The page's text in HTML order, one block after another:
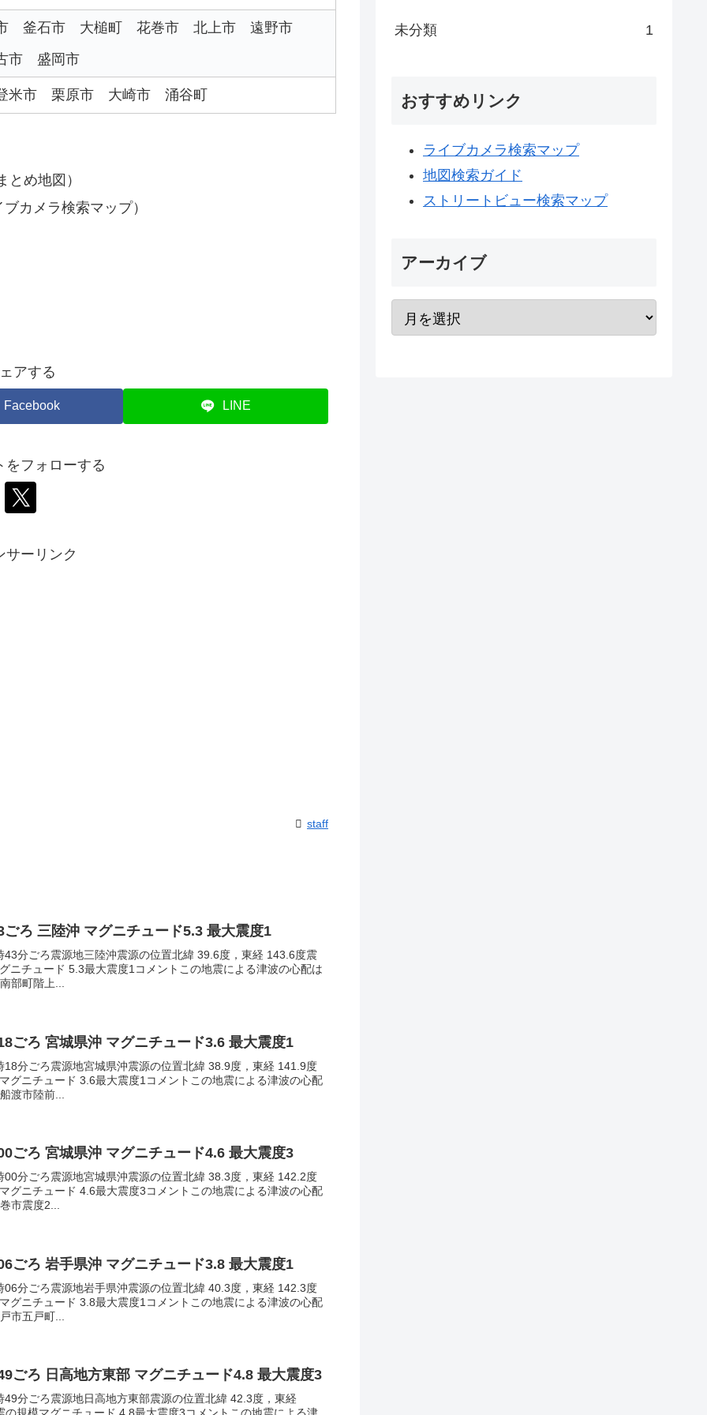
釜石市 大槌町 花巻市 北上市
遠野市
市
盛岡市
米市 栗原市 大崎市 涌谷町
め地図）
カメラ検索マップ）
アする
Facebook LINE
をフォローする
サーリンク
staff
ろ 三陸沖 マグニチュード5.3 最大震度1
分ごろ震源地三陸沖震源の位置北緯 39.6度，東経 143.6度震
ニチュード 5.3最大震度1コメントこの地震による津波の心配は
部町階上...
ごろ 宮城県沖 マグニチュード3.6 最大震度1
分ごろ震源地宮城県沖震源の位置北緯 38.9度，東経 141.9度
グニチュード 3.6最大震度1コメントこの地震による津波の心配
渡市陸前...
ごろ 宮城県沖 マグニチュード4.6 最大震度3
分ごろ震源地宮城県沖震源の位置北緯 38.3度，東経 142.2度
グニチュード 4.6最大震度3コメントこの地震による津波の心配
市震度2...
ごろ 岩手県沖 マグニチュード3.8 最大震度1
分ごろ震源地岩手県沖震源の位置北緯 40.3度，東経 142.3度
グニチュード 3.8最大震度1コメントこの地震による津波の心配
市五戸町...
ごろ 日高地方東部 マグニチュード4.8 最大震度3
分ごろ震源地日高地方東部震源の位置北緯 42.3度，東経
未分類 1
おすすめリンク
ライブカメラ検索マップ
地図検索ガイド
ストリートビュー検索マップ
アーカイブ